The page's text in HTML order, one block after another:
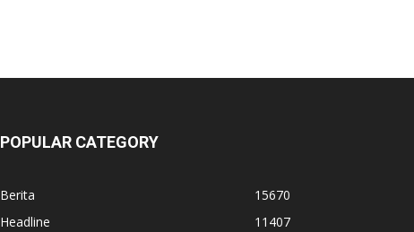
POPULAR CATEGORY
Berita
15670
Headline
11407